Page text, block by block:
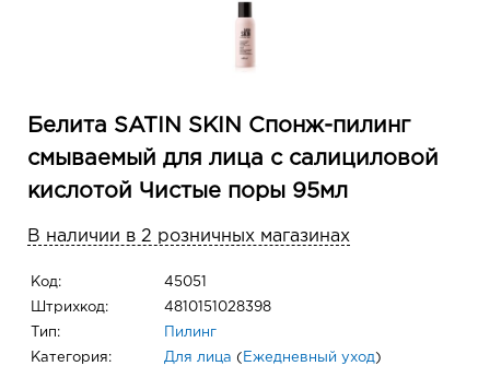
Белита SATIN SKIN Спонж-пилинг
смываемый для лица с салициловой
кислотой Чистые поры 95мл
В наличии в 2 розничных магазинах
Код: 45051
Штрихкод: 4810151028398
Тип: Пилинг
Категория: Для лица ( Ежедневный уход)